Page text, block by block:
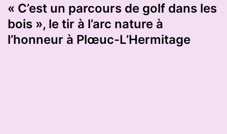
« C’est un parcours de golf dans les
bois », le tir à l’arc nature à
l’honneur à Plœuc-L’Hermitage